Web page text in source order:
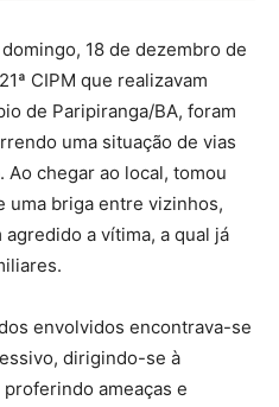
18 de dezembro de
CIPM que realizavam
de Paripiranga/BA, foram
uma situação de vias
Ao chegar ao local, tomou
uma briga entre vizinhos,
a vítima, a qual já
envolvidos encontrava-se
dirigindo-se à
ameaças e